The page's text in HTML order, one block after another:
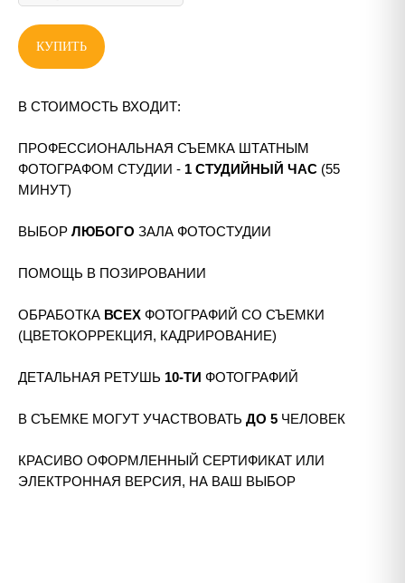
КУПИТЬ
В СТОИМОСТЬ ВХОДИТ:
ПРОФЕССИОНАЛЬНАЯ СЪЕМКА ШТАТНЫМ
ФОТОГРАФОМ СТУДИИ - 1 СТУДИЙНЫЙ ЧАС (55
МИНУТ)
ВЫБОР ЛЮБОГО ЗАЛА ФОТОСТУДИИ
ПОМОЩЬ В ПОЗИРОВАНИИ
ОБРАБОТКА ВСЕХ ФОТОГРАФИЙ СО СЪЕМКИ
(ЦВЕТОКОРРЕКЦИЯ, КАДРИРОВАНИЕ)
ДЕТАЛЬНАЯ РЕТУШЬ 10-ТИ ФОТОГРАФИЙ
В СЪЕМКЕ МОГУТ УЧАСТВОВАТЬ ДО 5 ЧЕЛОВЕК
КРАСИВО ОФОРМЛЕННЫЙ СЕРТИФИКАТ ИЛИ
ЭЛЕКТРОННАЯ ВЕРСИЯ, НА ВАШ ВЫБОР